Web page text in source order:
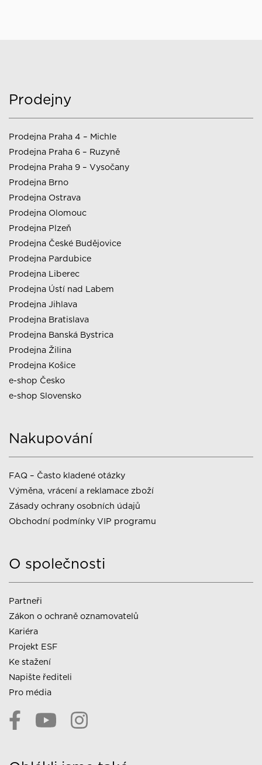
Prodejny
Prodejna Praha 4 – Michle
Prodejna Praha 6 – Ruzyně
Prodejna Praha 9 – Vysočany
Prodejna Brno
Prodejna Ostrava
Prodejna Olomouc
Prodejna Plzeň
Prodejna České Budějovice
Prodejna Pardubice
Prodejna Liberec
Prodejna Ústí nad Labem
Prodejna Jihlava
Prodejna Bratislava
Prodejna Banská Bystrica
Prodejna Žilina
Prodejna Košice
e-shop Česko
e-shop Slovensko
Nakupování
FAQ – Často kladené otázky
Výměna, vrácení a reklamace zboží
Zásady ochrany osobních údajů
Obchodní podmínky VIP programu
O společnosti
Partneři
Zákon o ochraně oznamovatelů
Kariéra
Projekt ESF
Ke stažení
Napište řediteli
Pro média